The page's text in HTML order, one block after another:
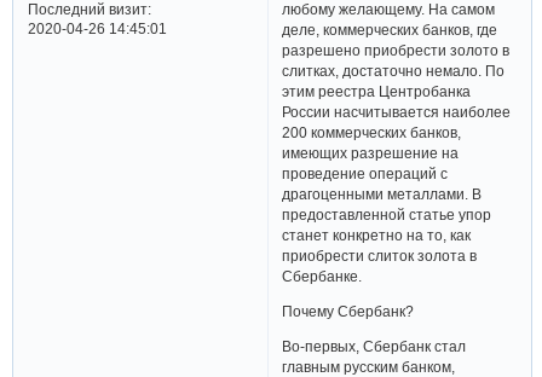
Последний визит:
2020-04-26 14:45:01
любому желающему. На самом
деле, коммерческих банков, где
разрешено приобрести золото в
слитках, достаточно немало. По
этим реестра Центробанка
России насчитывается наиболее
200 коммерческих банков,
имеющих разрешение на
проведение операций с
драгоценными металлами. В
предоставленной статье упор
станет конкретно на то, как
приобрести слиток золота в
Сбербанке.
Почему Сбербанк?
Во-первых, Сбербанк стал
главным русским банком,